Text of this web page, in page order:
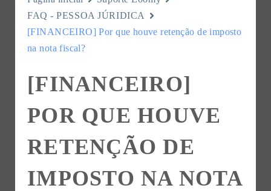
FAQ - PESSOA JÚRIDICA
[FINANCEIRO] Por que houve retenção de imposto
na nota fiscal?
[FINANCEIRO]
POR QUE HOUVE
RETENÇÃO DE
IMPOSTO NA NOTA